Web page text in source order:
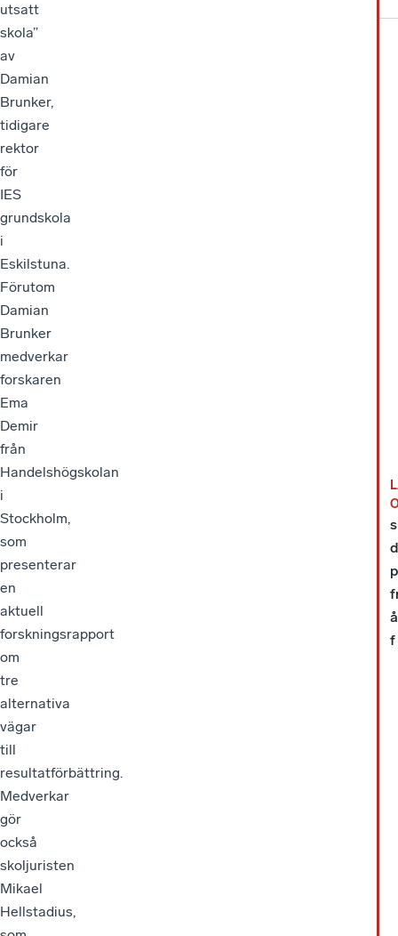
utsatt
skola”
av
Damian
Brunker,
tidigare
rektor
för
IES
grundskola
i
Eskilstuna.
Förutom
Damian
Brunker
medverkar
forskaren
Ema
Demir
från
Handelshögskolan
i
Stockholm,
som
presenterar
en
aktuell
forskningsrapport
om
tre
alternativa
vägar
till
resultatförbättring.
Medverkar
gör
också
skoljuristen
Mikael
Hellstadius,
f